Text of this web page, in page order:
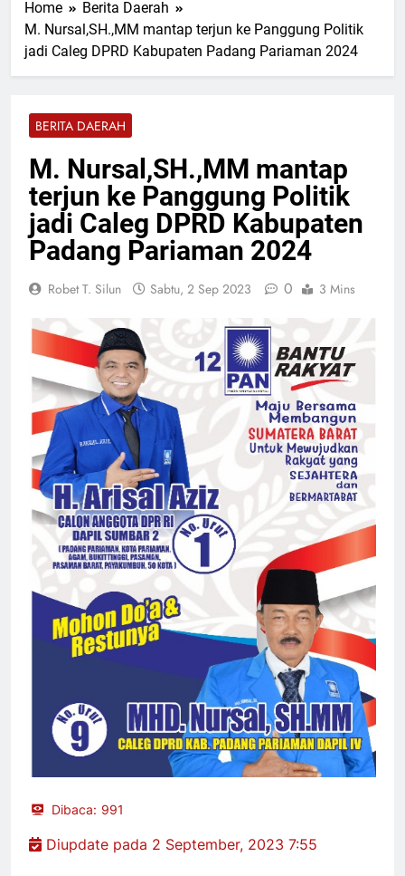
Dugaan PETI di Talamau,
Iptu Fifriki Candra Turun ke
Tombang Mudiak
Jumat, 7 Agu 2026
Kapolres Pasaman Barat
Pimpin Upacara Sertijab
Jumat, 7 Agu 2026
Bulan Bakti Pramuka 2026,
Lapas Pasir Pengaraian
Perkuat Sinergi dengan
Pemkab Rohul
Jumat, 7 Agu 2026
Kadis PUPR Rohul Pimpin
Bakti Sosial, Daur Ulang
Aspal untuk Tambal Jalan
Jumat, 7 Agu 2026
Home
Berita Daerah
M. Nursal,SH.,MM mantap terjun ke Panggung Politik
jadi Caleg DPRD Kabupaten Padang Pariaman 2024
BERITA DAERAH
M. Nursal,SH.,MM mantap
terjun ke Panggung Politik
jadi Caleg DPRD Kabupaten
Padang Pariaman 2024
Robet T. Silun Sabtu, 2 Sep 2023 0 3 Mins
Dibaca: 991
Diupdate pada 2 September, 2023 7:55